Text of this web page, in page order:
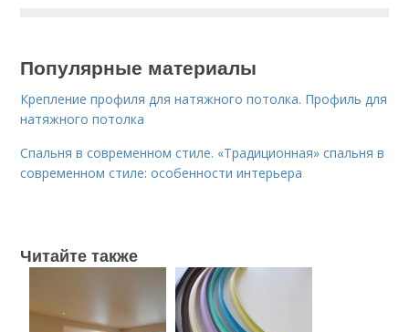
Популярные материалы
Крепление профиля для натяжного потолка. Профиль для
натяжного потолка
Спальня в современном стиле. «Традиционная» спальня в
современном стиле: особенности интерьера
Читайте также